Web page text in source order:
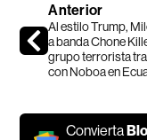
Anterior
Al estilo Trump,
a banda Chone
grupo terrorista
con Noboa en
Convierta